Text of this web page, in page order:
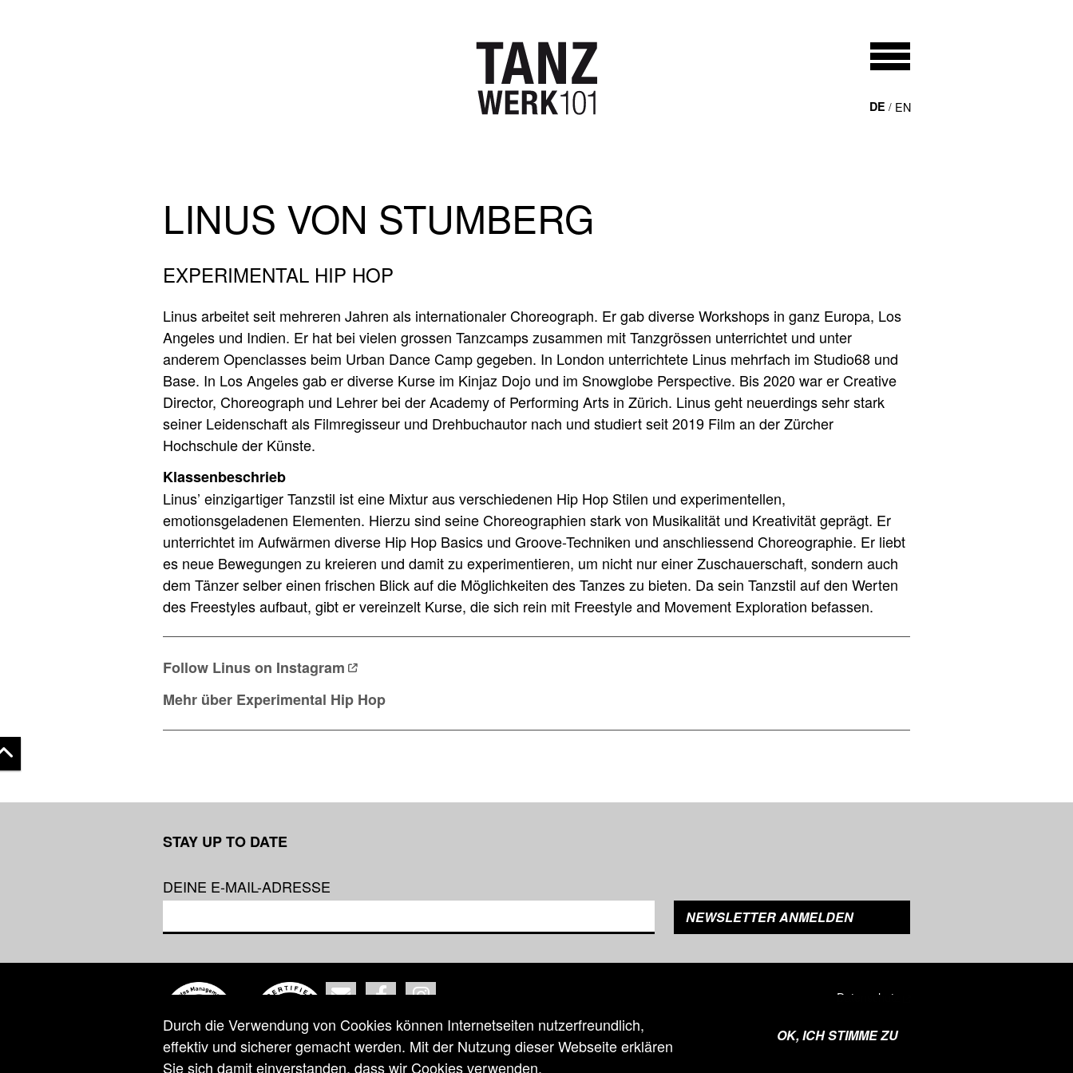
DE EN
LINUS VON STUMBERG
EXPERIMENTAL HIP HOP
Linus arbeitet seit mehreren Jahren als internationaler Choreograph. Er gab diverse Workshops in ganz Europa, Los
Angeles und Indien. Er hat bei vielen grossen Tanzcamps zusammen mit Tanzgrössen unterrichtet und unter
anderem Openclasses beim Urban Dance Camp gegeben. In London unterrichtete Linus mehrfach im Studio68 und
Base. In Los Angeles gab er diverse Kurse im Kinjaz Dojo und im Snowglobe Perspective. Bis 2020 war er Creative
Director, Choreograph und Lehrer bei der Academy of Performing Arts in Zürich. Linus geht neuerdings sehr stark
seiner Leidenschaft als Filmregisseur und Drehbuchautor nach und studiert seit 2019 Film an der Zürcher
Hochschule der Künste.
Klassenbeschrieb
Linus’ einzigartiger Tanzstil ist eine Mixtur aus verschiedenen Hip Hop Stilen und experimentellen,
emotionsgeladenen Elementen. Hierzu sind seine Choreographien stark von Musikalität und Kreativität geprägt. Er
unterrichtet im Aufwärmen diverse Hip Hop Basics und Groove-Techniken und anschliessend Choreographie. Er liebt
es neue Bewegungen zu kreieren und damit zu experimentieren, um nicht nur einer Zuschauerschaft, sondern auch
dem Tänzer selber einen frischen Blick auf die Möglichkeiten des Tanzes zu bieten. Da sein Tanzstil auf den Werten
des Freestyles aufbaut, gibt er vereinzelt Kurse, die sich rein mit Freestyle and Movement Exploration befassen.
Follow Linus on Instagram
Mehr über Experimental Hip Hop
top
STAY UP TO DATE
DEINE E-MAIL-ADRESSE
Datenschutz
Impressum
Durch die Verwendung von Cookies können Internetseiten nutzerfreundlich,
effektiv und sicherer gemacht werden. Mit der Nutzung dieser Webseite erklären
Sie sich damit einverstanden, dass wir Cookies verwenden.
OK, ICH STIMME ZU